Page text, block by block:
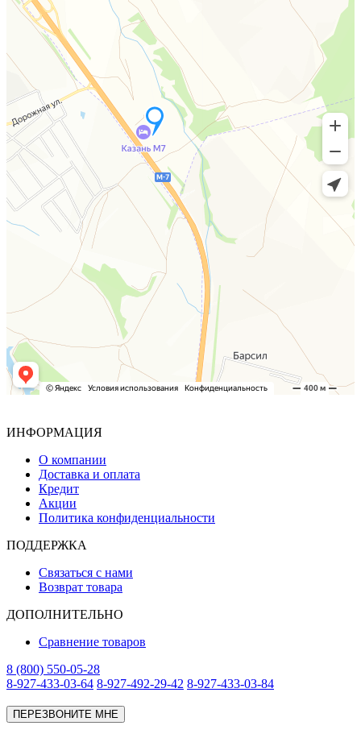
ИНФОРМАЦИЯ
О компании
Доставка и оплата
Кредит
Акции
Политика конфиденциальности
ПОДДЕРЖКА
Связаться с нами
Возврат товара
ДОПОЛНИТЕЛЬНО
Сравнение товаров
8 (800) 550-05-28
8-927-433-03-64 8-927-492-29-42 8-927-433-03-84
ПЕРЕЗВОНИТЕ МНЕ